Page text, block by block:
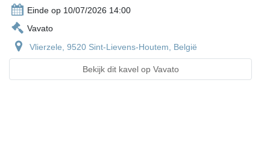
Einde op 10/07/2026 14:00
Vavato
Vlierzele, 9520 Sint-Lievens-Houtem, België
Bekijk dit kavel op Vavato